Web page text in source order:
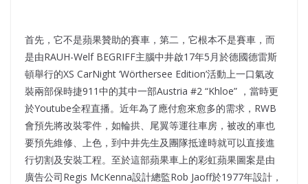
首先，它不是蘋果贊助的賽車，第二，它根本不是賽車，而
是由RAUH-Welf BEGRIFF主腦中井啟17年5月於德國德雷斯
頓舉行的XS CarNight ‘Wörthersee Edition’活動上一口氣改
裝兩部保時捷911中的其中一部Austria #2 “Khloe” ，當時更
於Youtube全程直播。近年為了應付愈來愈多的需求，RWB
會預先將改裝零件，如輪拱、尾翼等運往車房，被改的車也
要預先維修、上色，到中井先生及團隊抵達時就可以直接進
行切割及安裝工程。至於這部蘋果車上的彩虹蘋果圖案是由
廣告公司Regis McKenna設計總監Rob Jaoff於1977年設計，